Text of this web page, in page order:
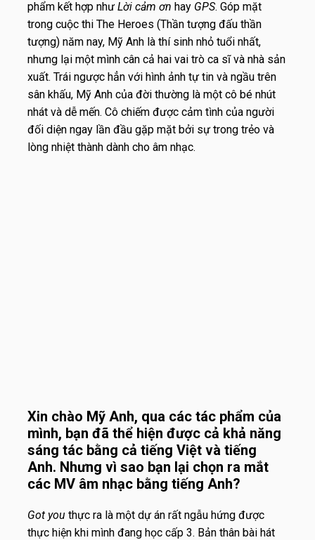
phẩm kết hợp như Lời cảm ơn hay GPS. Góp mặt
trong cuộc thi The Heroes (Thần tượng đấu thần
tượng) năm nay, Mỹ Anh là thí sinh nhỏ tuổi nhất,
nhưng lại một mình cân cả hai vai trò ca sĩ và nhà sản
xuất. Trái ngược hẳn với hình ảnh tự tin và ngầu trên
sân khấu, Mỹ Anh của đời thường là một cô bé nhút
nhát và dễ mến. Cô chiếm được cảm tình của người
đối diện ngay lần đầu gặp mặt bởi sự trong trẻo và
lòng nhiệt thành dành cho âm nhạc.
Xin chào Mỹ Anh, qua các tác phẩm của
mình, bạn đã thể hiện được cả khả năng
sáng tác bằng cả tiếng Việt và tiếng
Anh. Nhưng vì sao bạn lại chọn ra mắt
các MV âm nhạc bằng tiếng Anh?
Got you thực ra là một dự án rất ngẫu hứng được
thực hiện khi mình đang học cấp 3. Bản thân bài hát